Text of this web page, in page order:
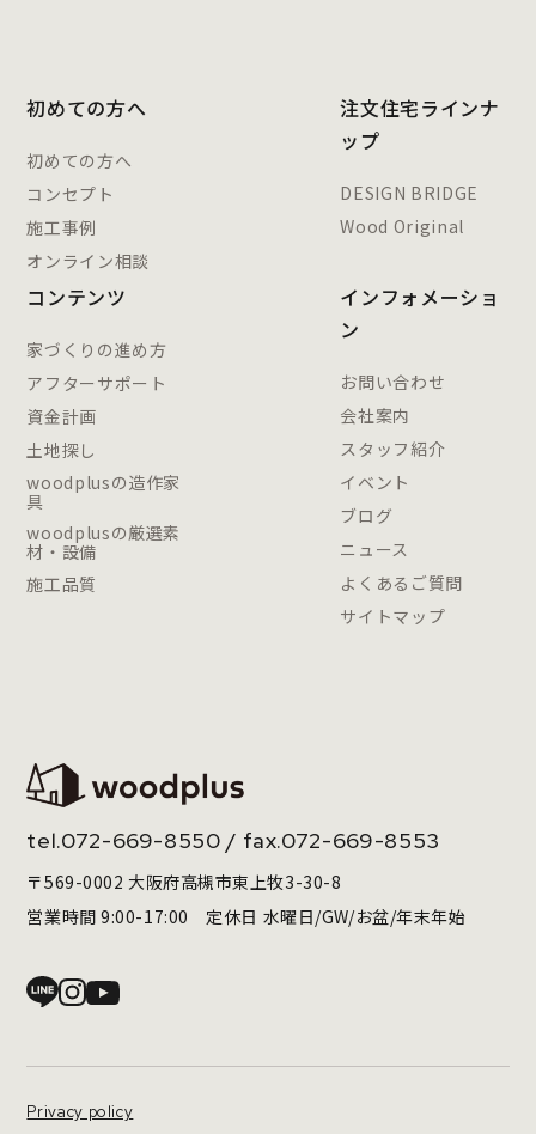
初めての方へ
初めての方へ
コンセプト
施工事例
オンライン相談
注文住宅ラインナ
ップ
DESIGN BRIDGE
Wood Original
コンテンツ
家づくりの進め方
アフターサポート
資金計画
土地探し
woodplusの造作家
具
woodplusの厳選素
材・設備
施工品質
インフォメーショ
ン
お問い合わせ
会社案内
スタッフ紹介
イベント
ブログ
ニュース
よくあるご質問
サイトマップ
tel.072-669-8550 / fax.072-669-8553
〒569-0002 大阪府高槻市東上牧3-30-8
営業時間 9:00-17:00 定休日 水曜日/GW/お盆/年末年始
Privacy policy